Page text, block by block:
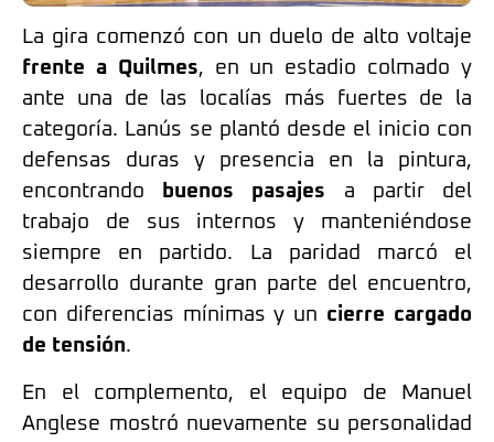
La gira comenzó con un duelo de alto voltaje
frente a Quilmes, en un estadio colmado y
ante una de las localías más fuertes de la
categoría. Lanús se plantó desde el inicio con
defensas duras y presencia en la pintura,
encontrando buenos pasajes a partir del
trabajo de sus internos y manteniéndose
siempre en partido. La paridad marcó el
desarrollo durante gran parte del encuentro,
con diferencias mínimas y un cierre cargado
de tensión.
En el complemento, el equipo de Manuel
Anglese mostró nuevamente su personalidad